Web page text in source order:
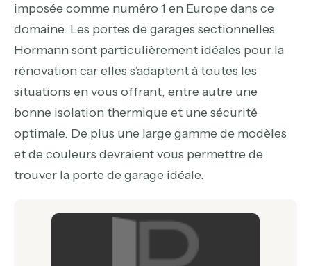
imposée comme numéro 1 en Europe dans ce
domaine. Les portes de garages sectionnelles
Hormann sont particulièrement idéales pour la
rénovation car elles s’adaptent à toutes les
situations en vous offrant, entre autre une
bonne isolation thermique et une sécurité
optimale. De plus une large gamme de modèles
et de couleurs devraient vous permettre de
trouver la porte de garage idéale.